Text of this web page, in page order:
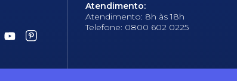
Atendimento:
Atendimento: 8h às 18h
Telefone: 0800 602 0225